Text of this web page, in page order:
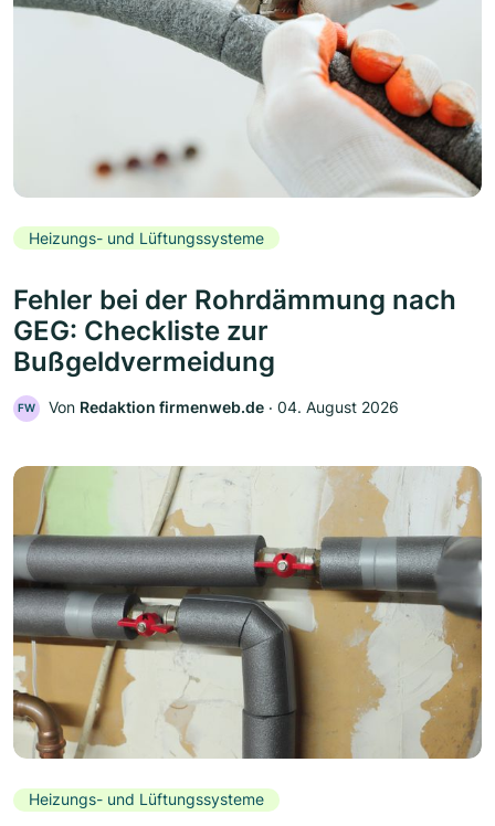
Heizungs- und Lüftungssysteme
Fehler bei der Rohrdämmung nach
GEG: Checkliste zur
Bußgeldvermeidung
FW Von Redaktion firmenweb.de ‧ 04. August 2026
Heizungs- und Lüftungssysteme